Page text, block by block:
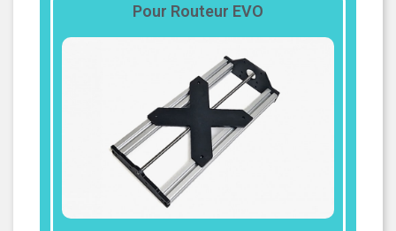
Pour Routeur EVO